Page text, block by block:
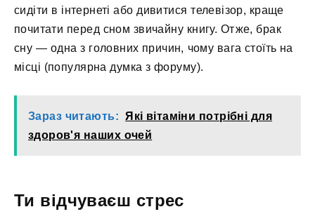
сидіти в інтернеті або дивитися телевізор, краще
почитати перед сном звичайну книгу. Отже, брак
сну — одна з головних причин, чому вага стоїть на
місці (популярна думка з форуму).
Зараз читають: Які вітаміни потрібні для
здоров'я наших очей
Ти відчуваєш стрес